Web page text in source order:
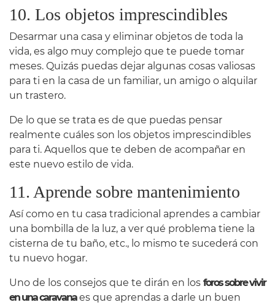
10. Los objetos imprescindibles
Desarmar una casa y eliminar objetos de toda la
vida, es algo muy complejo que te puede tomar
meses. Quizás puedas dejar algunas cosas valiosas
para ti en la casa de un familiar, un amigo o alquilar
un trastero.
De lo que se trata es de que puedas pensar
realmente cuáles son los objetos imprescindibles
para ti. Aquellos que te deben de acompañar en
este nuevo estilo de vida.
11. Aprende sobre mantenimiento
Así como en tu casa tradicional aprendes a cambiar
una bombilla de la luz, a ver qué problema tiene la
cisterna de tu baño, etc., lo mismo te sucederá con
tu nuevo hogar.
Uno de los consejos que te dirán en los foros sobre vivir
en una caravanaes que aprendas a darle un buen